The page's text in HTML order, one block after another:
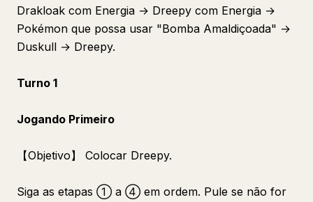
Drakloak com Energia → Dreepy com Energia →
Pokémon que possa usar "Bomba Amaldiçoada" →
Duskull → Dreepy.
Turno 1
Jogando Primeiro
【Objetivo】 Colocar Dreepy.
Siga as etapas ① a ④ em ordem. Pule se não for